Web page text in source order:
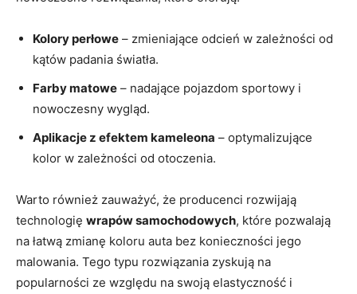
Kolory perłowe – zmieniające odcień w zależności od
kątów padania światła.
Farby matowe – nadające pojazdom sportowy i
nowoczesny wygląd.
Aplikacje z efektem kameleona – optymalizujące
kolor w zależności od otoczenia.
Warto również zauważyć, że producenci rozwijają
technologię wrapów samochodowych, które pozwalają
na łatwą zmianę koloru auta bez konieczności jego
malowania. Tego typu rozwiązania zyskują na
popularności ze względu na swoją elastyczność i